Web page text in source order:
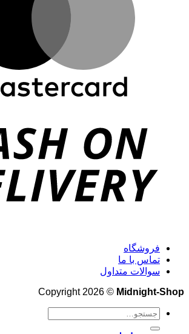
فروشگاه
تماس با ما
سوالات متداول
Copyright 2026 © Midnight-Shop
جستجو